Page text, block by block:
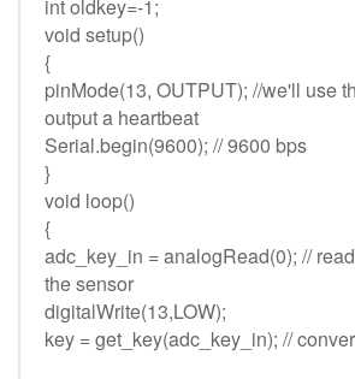
int oldkey=-1;
void setup()
{
pinMode(13, OUTPUT); //we'll use
output a heartbeat
Serial.begin(9600); // 9600 bps
}
void loop()
{
adc_key_in = analogRead(0); //
the sensor
digitalWrite(13,LOW);
key = get_key(adc_key_in); //